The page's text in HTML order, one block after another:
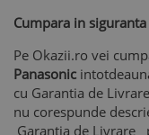
Cumpara in
Pe Okazii.ro vei
Panasonic
cu Garantia de
nu corespunde
Garantia de Livrare